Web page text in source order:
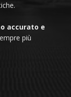
accurato e
più